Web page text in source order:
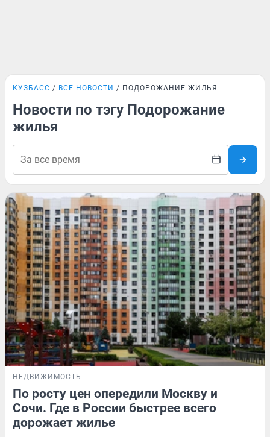
КУЗБАСС ВСЕ НОВОСТИ ПОДОРОЖАНИЕ ЖИЛЬЯ
Новости по тэгу Подорожание
жилья
НЕДВИЖИМОСТЬ
По росту цен опередили Москву и
Сочи. Где в России быстрее всего
дорожает жилье